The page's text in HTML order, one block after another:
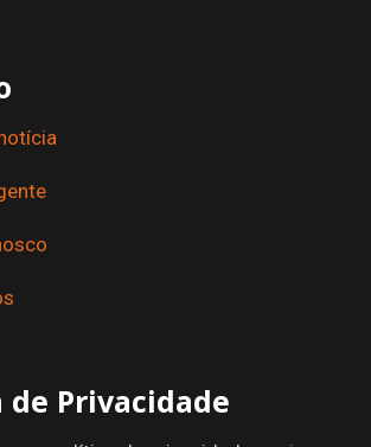
de Privacidade